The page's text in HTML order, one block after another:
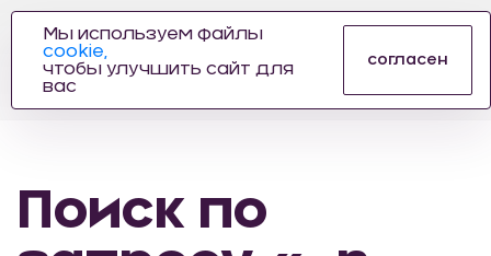
АВТОЗАПЧАСТЕЙ
Поиск по
Мы используем файлы
cookie,
чтобы улучшить сайт для
вас
согласен